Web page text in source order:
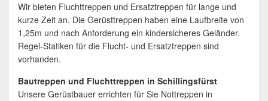
Wir bieten Fluchttreppen und Ersatztreppen für lange und
kurze Zeit an. Die Gerüsttreppen haben eine Laufbreite von
1,25m und nach Anforderung ein kindersicheres Geländer.
Regel-Statiken für die Flucht- und Ersatztreppen sind
vorhanden.
Bautreppen und Fluchttreppen in Schillingsfürst
Unsere Gerüstbauer errichten für Sie Nottreppen in